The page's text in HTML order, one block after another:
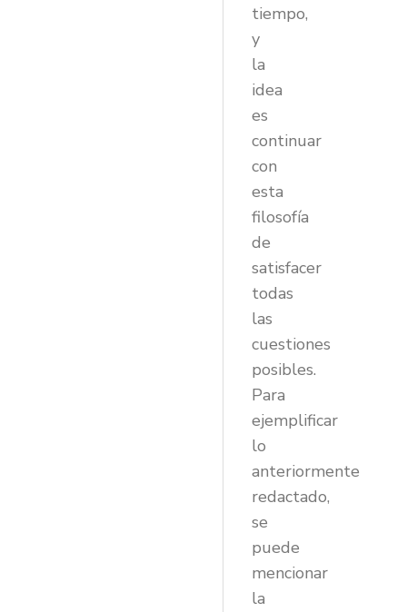
tiempo,
y
la
idea
es
continuar
con
esta
filosofía
de
satisfacer
todas
las
cuestiones
posibles.
Para
ejemplificar
lo
anteriormente
redactado,
se
puede
mencionar
la